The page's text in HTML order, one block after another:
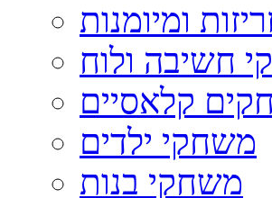
ומיומנות
חשיבה ולוח
קלאסיים
משחקי ילדים
משחקי בנות